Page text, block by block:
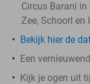
Circus Barani
Zee, Schoorl en
Bekijk hier de
Een
Kijk je ogen uit